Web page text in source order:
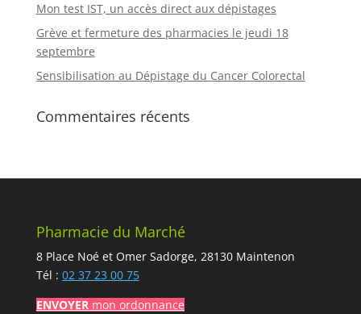
Mon test IST, un accès direct aux dépistages
Grève et fermeture des pharmacies le jeudi 18
septembre
Sensibilisation au Dépistage du Cancer Colorectal
Commentaires récents
Pharmacie du Marché
8 Place Noé et Omer Sadorge, 28130 Maintenon
Tél : 02 37 23 00 75
ENVOYERmon ordonnance